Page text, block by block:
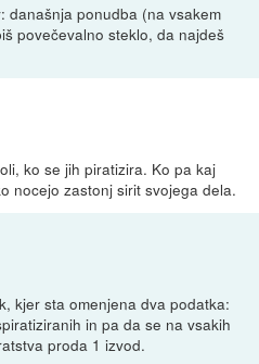
današnja ponudba (na vsakem
povečevalno steklo, da najdeš
ko se jih piratizira. Ko pa kaj
nocejo zastonj sirit svojega dela.
kjer sta omenjena dva podatka:
in pa da se na vsakih
proda 1 izvod.